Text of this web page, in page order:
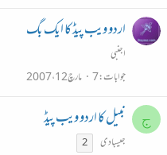
اردو ویب پیڈ کا ایک بگ
اجنبی
جوابات 7 مارچ 12، 2007
ج نبیل کا اردو ویب پیڈ
جیسبادی 2